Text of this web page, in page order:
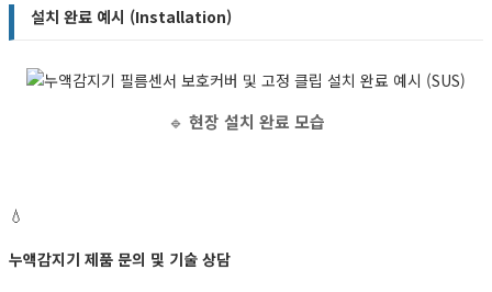
설치 완료 예시 (Installation)
🔹 현장 설치 완료 모습
💧
누액감지기 제품 문의 및 기술 상담